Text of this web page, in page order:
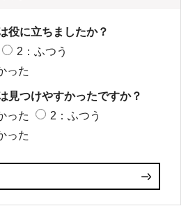
役に立ちましたか？
2：ふつう
った
見つけやすかったですか？
った
2：ふつう
った